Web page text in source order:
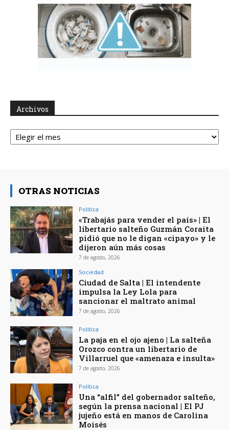
Archivos
Archivos
OTRAS NOTICIAS
Política
«Trabajás para vender el país» | El
libertario salteño Guzmán Coraita
pidió que no le digan «cipayo» y le
dijeron aún más cosas
7 de agosto, 2026
Sociedad
Ciudad de Salta | El intendente
impulsa la Ley Lola para
sancionar el maltrato animal
7 de agosto, 2026
Política
La paja en el ojo ajeno | La salteña
Orozco contra un libertario de
Villarruel que «amenaza e insulta»
7 de agosto, 2026
Política
Una “alfil” del gobernador salteño,
según la prensa nacional | El PJ
jujeño está en manos de Carolina
Moisés